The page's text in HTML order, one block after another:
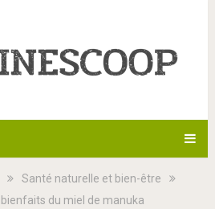
Santé naturelle et bien-être
du miel de manuka